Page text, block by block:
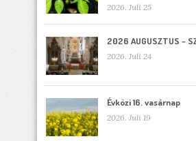
2026. Juli 25
2026 AUGUSZTUS –
2026. Juli 24
Évközi 16. vasárnap
2026. Juli 19